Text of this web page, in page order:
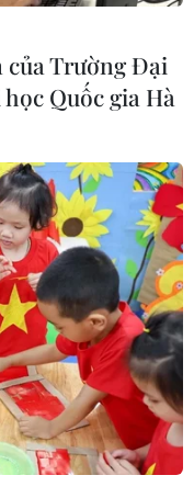
(Vietnam+)
của Trường Đại
Quốc gia Hà